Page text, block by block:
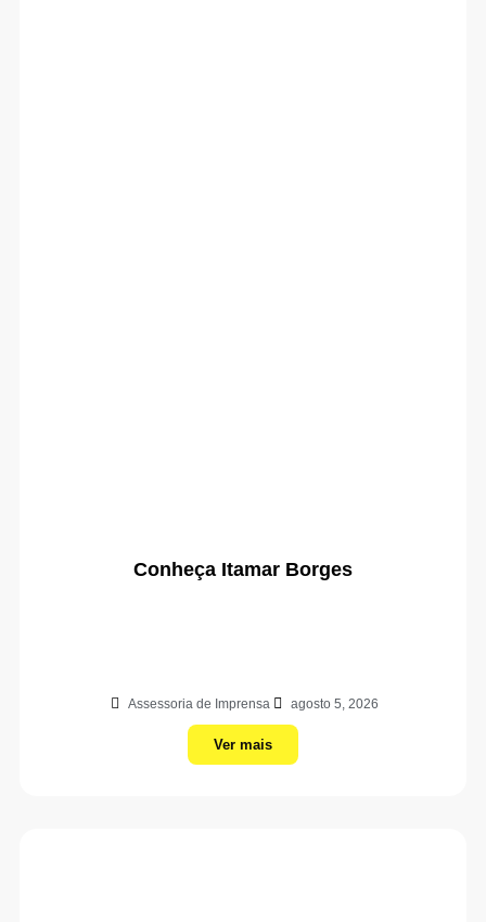
Conheça Itamar Borges
Assessoria de Imprensa agosto 5, 2026
Ver mais